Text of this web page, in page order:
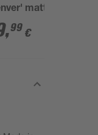
matt
,99 €